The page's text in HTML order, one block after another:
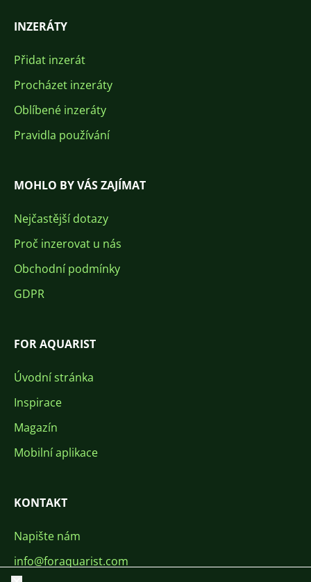
INZERÁTY
Přidat inzerát
Procházet inzeráty
Oblíbené inzeráty
Pravidla používání
MOHLO BY VÁS ZAJÍMAT
Nejčastější dotazy
Proč inzerovat u nás
Obchodní podmínky
GDPR
FOR AQUARIST
Úvodní stránka
Inspirace
Magazín
Mobilní aplikace
KONTAKT
Napište nám
info@foraquarist.com